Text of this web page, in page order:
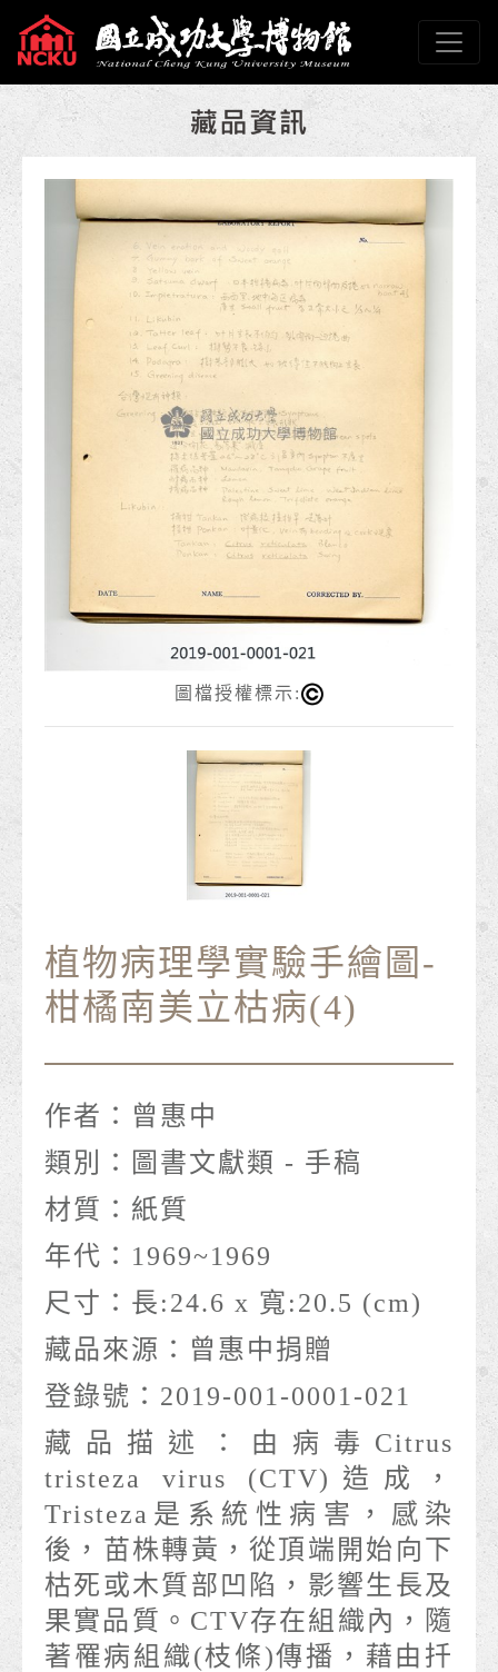
跳到主要內容
國立成功大學博物館
網頁導覽
圖檔授權標示:
植物病理學實驗手繪圖-
柑橘南美立枯病(4)
作者： 曾惠中
類別：
圖書文獻類 - 手稿
材質： 紙質
年代： 1969~1969
尺寸： 長:24.6 x 寬:20.5 (cm)
藏品來源： 曾惠中捐贈
登錄號： 2019-001-0001-021
藏品描述： 由病毒Citrus
tristeza virus (CTV)造成，
Tristeza是系統性病害，感染
後，苗株轉黃，從頂端開始向下
枯死或木質部凹陷，影響生長及
果實品質。CTV存在組織內，隨
著罹病組織(枝條)傳播，藉由扦